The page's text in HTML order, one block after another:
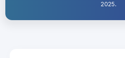
2025.